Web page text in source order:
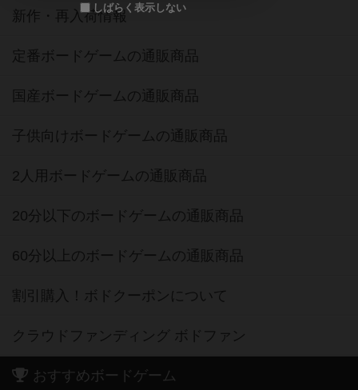
しばらく表示しない
新作・再入荷情報
定番ボードゲームの通販商品
国産ボードゲームの通販商品
子供向けボードゲームの通販商品
2人用ボードゲームの通販商品
20分以下のボードゲームの通販商品
60分以上のボードゲームの通販商品
割引購入！ボドクーポンについて
クラウドファンディング ボドファン
おすすめボードゲーム